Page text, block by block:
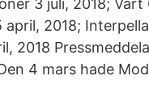
3 juli, 2018; Vårt
2018;
2018
4 mars hade